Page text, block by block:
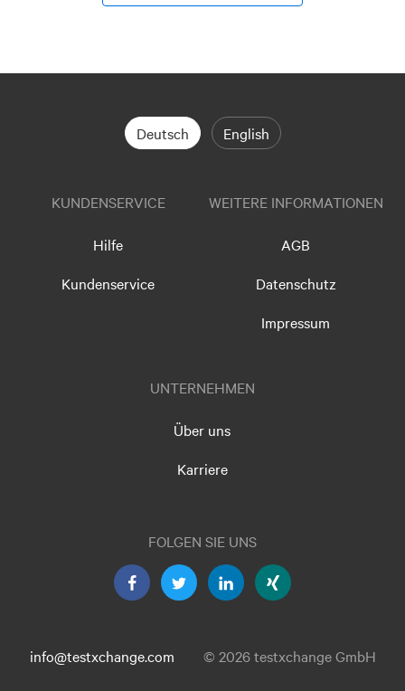
Deutsch English
KUNDENSERVICE
Hilfe
Kundenservice
WEITERE INFORMATIONEN
AGB
Datenschutz
Impressum
UNTERNEHMEN
Über uns
Karriere
FOLGEN SIE UNS
info@testxchange.com © 2026 testxchange GmbH